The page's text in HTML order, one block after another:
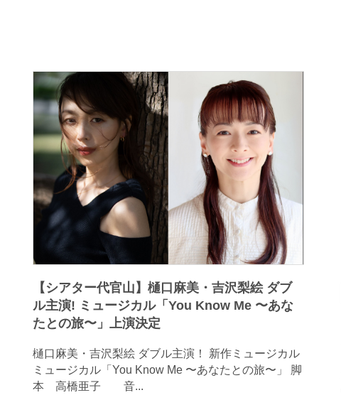
【シアター代官山】樋口麻美・吉沢梨絵 ダブ
ル主演! ミュージカル「You Know Me 〜あな
たとの旅〜」上演決定
樋口麻美・吉沢梨絵 ダブル主演！ 新作ミュージカル
ミュージカル「You Know Me 〜あなたとの旅〜」 脚
本 高橋亜子 音...